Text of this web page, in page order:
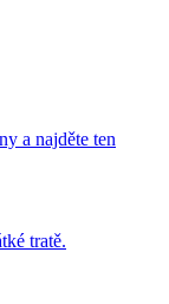
a najděte ten
tratě.